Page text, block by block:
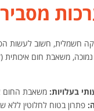
חשמלית, חשוב לעשות
בעלויות: משאבת החום
פתרון בטוח לחלוטין ללא